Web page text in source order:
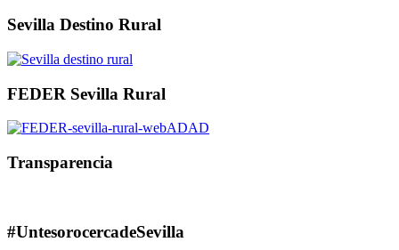
Sevilla Destino Rural
FEDER Sevilla Rural
Transparencia
#UntesorocercadeSevilla